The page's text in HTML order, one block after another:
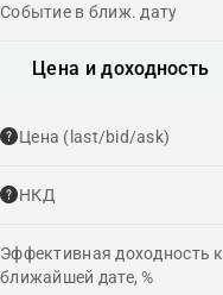
Событие в ближ. дату
Цена и доходность
Цена (last/bid/ask)
НКД
Эффективная доходность к
ближайшей дате, %